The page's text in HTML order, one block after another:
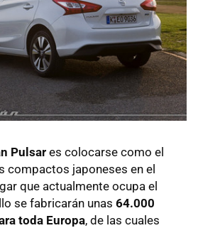
Pulsar es colocarse como el
compactos japoneses en el
que actualmente ocupa el
se fabricarán unas 64.000
toda Europa, de las cuales